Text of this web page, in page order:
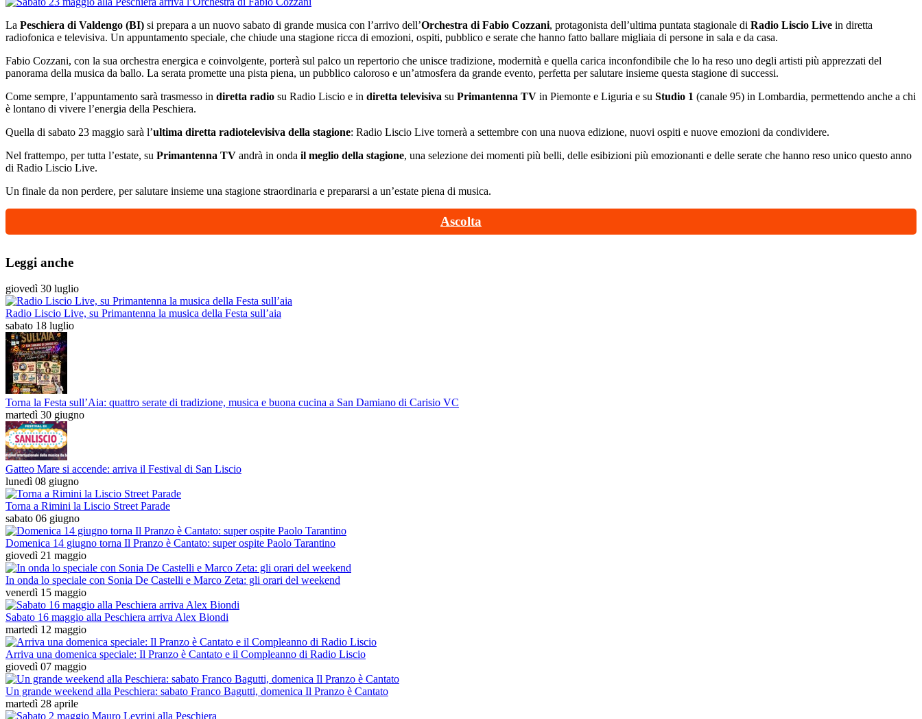
La Peschiera di Valdengo (BI) si prepara a un nuovo sabato di grande musica con l’arrivo dell’Orchestra di Fabio Cozzani, protagonista dell’ultima puntata stagionale di Radio Liscio Live in diretta
radiofonica e televisiva. Un appuntamento speciale, che chiude una stagione ricca di emozioni, ospiti, pubblico e serate che hanno fatto ballare migliaia di persone in sala e da casa.
Fabio Cozzani, con la sua orchestra energica e coinvolgente, porterà sul palco un repertorio che unisce tradizione, modernità e quella carica inconfondibile che lo ha reso uno degli artisti più apprezzati del
panorama della musica da ballo. La serata promette una pista piena, un pubblico caloroso e un’atmosfera da grande evento, perfetta per salutare insieme questa stagione di successi.
Come sempre, l’appuntamento sarà trasmesso in diretta radio su Radio Liscio e in diretta televisiva su Primantenna TV in Piemonte e Liguria e su Studio 1 (canale 95) in Lombardia, permettendo anche a chi
è lontano di vivere l’energia della Peschiera.
Quella di sabato 23 maggio sarà l’ultima diretta radiotelevisiva della stagione: Radio Liscio Live tornerà a settembre con una nuova edizione, nuovi ospiti e nuove emozioni da condividere.
Nel frattempo, per tutta l’estate, su Primantenna TV andrà in onda il meglio della stagione, una selezione dei momenti più belli, delle esibizioni più emozionanti e delle serate che hanno reso unico questo anno
di Radio Liscio Live.
Un finale da non perdere, per salutare insieme una stagione straordinaria e prepararsi a un’estate piena di musica.
Ascolta
Leggi anche
giovedì 30 luglio
Radio Liscio Live, su Primantenna la musica della Festa sull’aia
sabato 18 luglio
Torna la Festa sull’Aia: quattro serate di tradizione, musica e buona cucina a San Damiano di Carisio VC
martedì 30 giugno
Gatteo Mare si accende: arriva il Festival di San Liscio
lunedì 08 giugno
Torna a Rimini la Liscio Street Parade
sabato 06 giugno
Domenica 14 giugno torna Il Pranzo è Cantato: super ospite Paolo Tarantino
giovedì 21 maggio
In onda lo speciale con Sonia De Castelli e Marco Zeta: gli orari del weekend
venerdì 15 maggio
Sabato 16 maggio alla Peschiera arriva Alex Biondi
martedì 12 maggio
Arriva una domenica speciale: Il Pranzo è Cantato e il Compleanno di Radio Liscio
giovedì 07 maggio
Un grande weekend alla Peschiera: sabato Franco Bagutti, domenica Il Pranzo è Cantato
martedì 28 aprile